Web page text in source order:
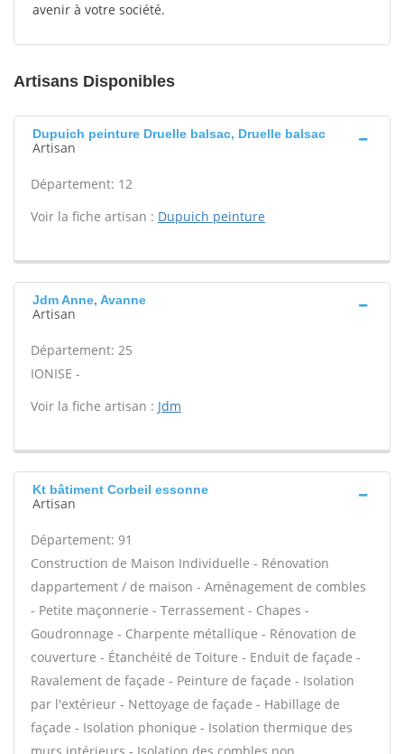
avenir à votre société.
Artisans Disponibles
Dupuich peinture Druelle balsac, Druelle balsac
Artisan
Département: 12
Voir la fiche artisan : Dupuich peinture
Jdm Anne, Avanne
Artisan
Département: 25
IONISE -
Voir la fiche artisan : Jdm
Kt bâtiment Corbeil essonne
Artisan
Département: 91
Construction de Maison Individuelle - Rénovation
dappartement / de maison - Aménagement de combles
- Petite maçonnerie - Terrassement - Chapes -
Goudronnage - Charpente métallique - Rénovation de
couverture - Étanchéité de Toiture - Enduit de façade -
Ravalement de façade - Peinture de façade - Isolation
par l'extérieur - Nettoyage de façade - Habillage de
façade - Isolation phonique - Isolation thermique des